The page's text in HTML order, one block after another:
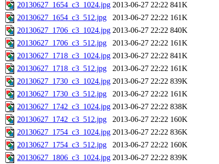
20130627_1654_c3_1024.jpg 2013-06-27 22:22 841K
20130627_1654_c3_512.jpg
2013-06-27 22:22 161K
20130627_1706_c3_1024.jpg 2013-06-27 22:22 840K
20130627_1706_c3_512.jpg
2013-06-27 22:22 161K
20130627_1718_c3_1024.jpg 2013-06-27 22:22 841K
20130627_1718_c3_512.jpg
2013-06-27 22:22 161K
20130627_1730_c3_1024.jpg 2013-06-27 22:22 839K
20130627_1730_c3_512.jpg
2013-06-27 22:22 161K
20130627_1742_c3_1024.jpg 2013-06-27 22:22 838K
20130627_1742_c3_512.jpg
2013-06-27 22:22 160K
20130627_1754_c3_1024.jpg 2013-06-27 22:22 836K
20130627_1754_c3_512.jpg
2013-06-27 22:22 160K
20130627_1806_c3_1024.jpg 2013-06-27 22:22 839K